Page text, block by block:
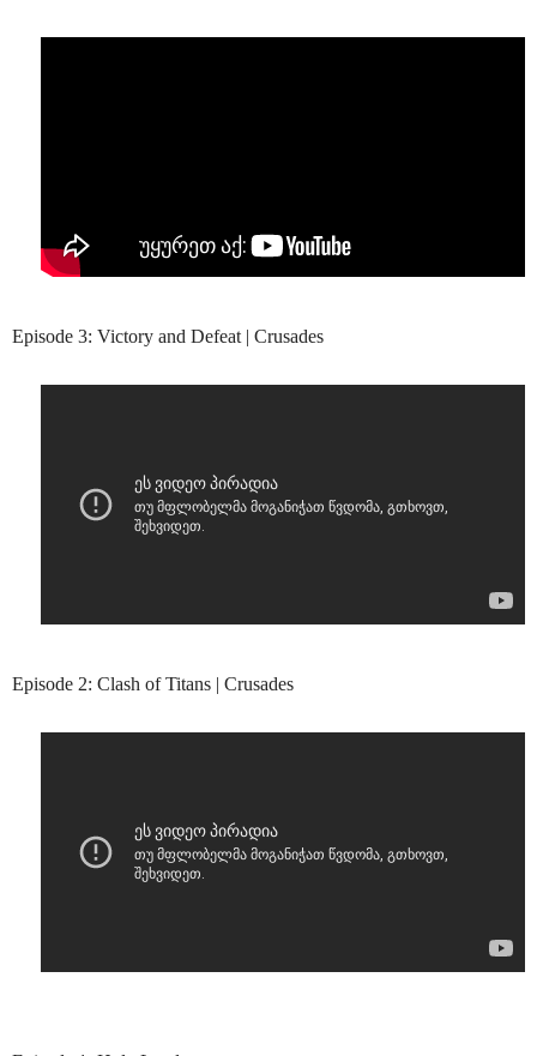
Episode 3: Victory and Defeat | Crusades
Episode 2: Clash of Titans | Crusades